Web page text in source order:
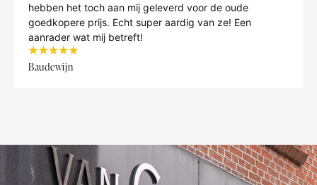
hebben het toch aan mij geleverd voor de oude
goedkopere prijs. Echt super aardig van ze! Een
aanrader wat mij betreft!
Baudewijn